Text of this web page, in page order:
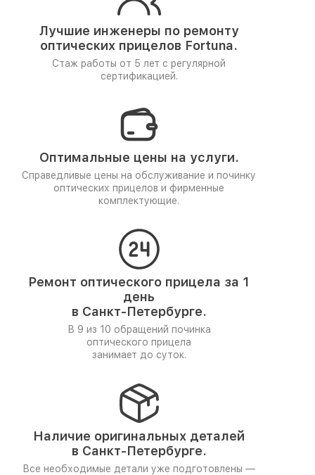
Лучшие инженеры по ремонту
оптических прицелов Fortuna.
Стаж работы от 5 лет с регулярной
сертификацией.
Оптимальные цены на услуги.
Справедливые цены на обслуживание и починку
оптических прицелов и фирменные
комплектующие.
Ремонт оптического прицела за 1
день
в Санкт-Петербурге.
В 9 из 10 обращений починка
оптического прицела
занимает до суток.
Наличие оригинальных деталей
в Санкт-Петербурге.
Все необходимые детали уже подготовлены —